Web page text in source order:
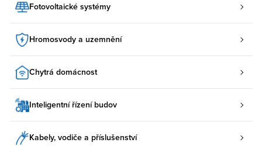
Fotovoltaické systémy
Hromosvody a uzemnění
Chytrá domácnost
Inteligentní řízení budov
Kabely, vodiče a příslušenství